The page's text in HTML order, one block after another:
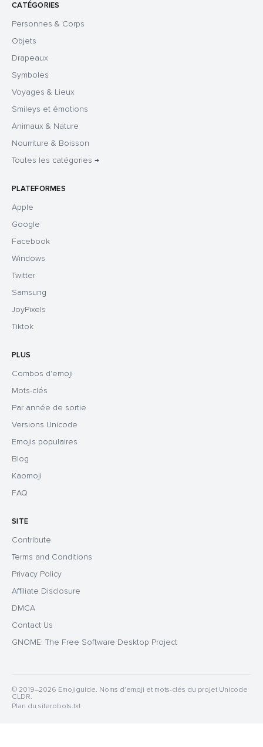
CATÉGORIES
Personnes & Corps
Objets
Drapeaux
Symboles
Voyages & Lieux
Smileys et émotions
Animaux & Nature
Nourriture & Boisson
Toutes les catégories →
PLATEFORMES
Apple
Google
Facebook
Windows
Twitter
Samsung
JoyPixels
Tiktok
PLUS
Combos d'emoji
Mots-clés
Par année de sortie
Versions Unicode
Emojis populaires
Blog
Kaomoji
FAQ
SITE
Contribute
Terms and Conditions
Privacy Policy
Affiliate Disclosure
DMCA
Contact Us
GNOME: The Free Software Desktop Project
© 2019–2026 Emojiguide. Noms d'emoji et mots-clés du projet Unicode
CLDR.
Plan du siterobots.txt